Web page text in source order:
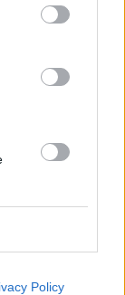
Policy
Next article
danneggia